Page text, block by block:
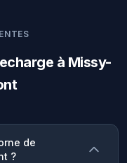
à Missy-
de
?